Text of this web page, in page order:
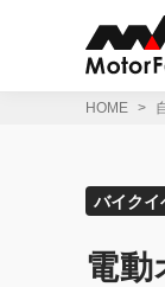
HOME
バイクイ
電動